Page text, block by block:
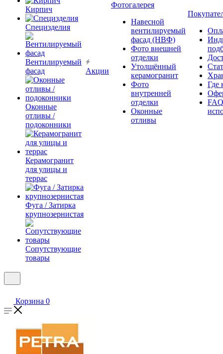
Кирпич
Специзделия
Вентилируемый
фасад
Оконные
отливы /
подоконники
Керамогранит
для улицы и
террас
Фуга / Затирка
крупнозернистая
Сопутствующие
товары
Акции
Фотогалерея
Навесной
вентилируемый
фасад (НВФ)
Фото внешней
отделки
Утолщённый
керамогранит
Фото
внутренней
отделки
Оконные
отливы
Где
Корзина 0